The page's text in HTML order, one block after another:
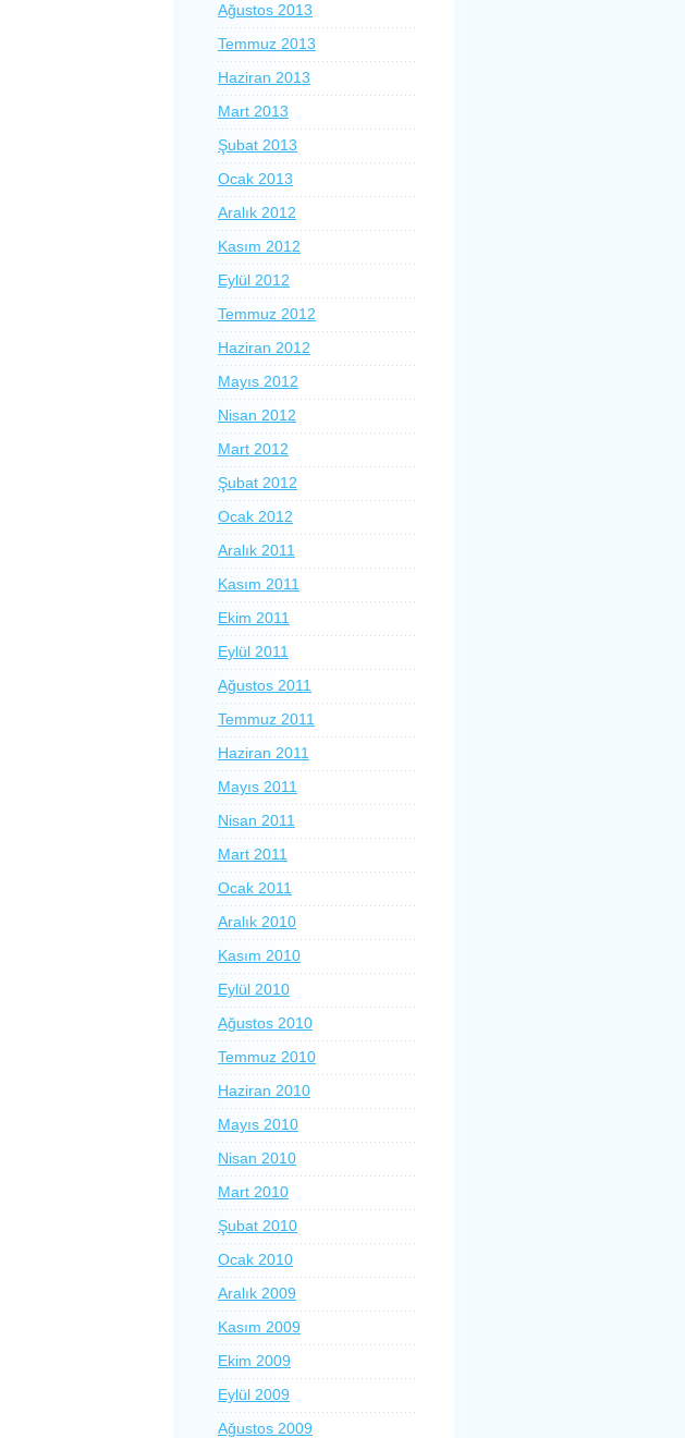
Ağustos 2013
Temmuz 2013
Haziran 2013
Mart 2013
Şubat 2013
Ocak 2013
Aralık 2012
Kasım 2012
Eylül 2012
Temmuz 2012
Haziran 2012
Mayıs 2012
Nisan 2012
Mart 2012
Şubat 2012
Ocak 2012
Aralık 2011
Kasım 2011
Ekim 2011
Eylül 2011
Ağustos 2011
Temmuz 2011
Haziran 2011
Mayıs 2011
Nisan 2011
Mart 2011
Ocak 2011
Aralık 2010
Kasım 2010
Eylül 2010
Ağustos 2010
Temmuz 2010
Haziran 2010
Mayıs 2010
Nisan 2010
Mart 2010
Şubat 2010
Ocak 2010
Aralık 2009
Kasım 2009
Ekim 2009
Eylül 2009
Ağustos 2009